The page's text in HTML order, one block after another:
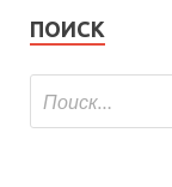
ПОИСК